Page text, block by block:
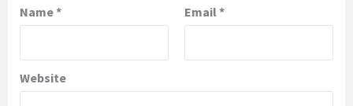
Name* Email*
Website